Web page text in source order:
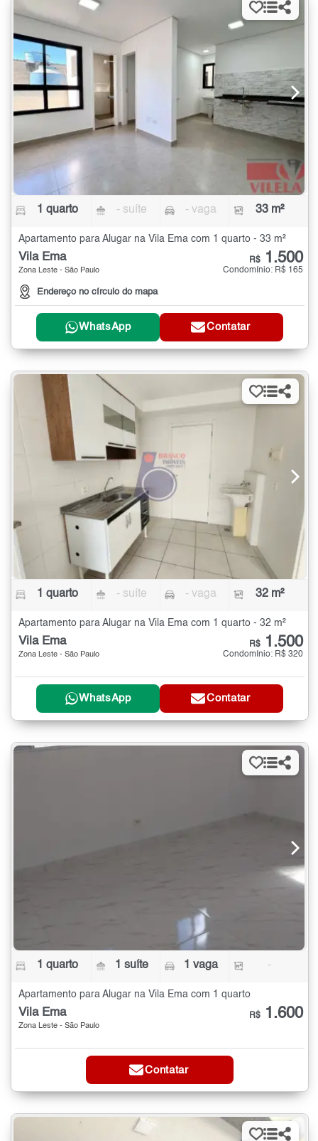
1 quarto - suíte - vaga 33 m²
Apartamento para Alugar na Vila Ema com 1 quarto - 33 m²
Vila Ema
Zona Leste - São Paulo
Endereço no círculo do mapa
R$ 1.500
Condomínio: R$ 165
WhatsApp Contatar
1 quarto - suíte - vaga 32 m²
Apartamento para Alugar na Vila Ema com 1 quarto - 32 m²
Vila Ema
Zona Leste - São Paulo
R$ 1.500
Condomínio: R$ 320
WhatsApp Contatar
1 quarto 1 suíte 1 vaga -
Apartamento para Alugar na Vila Ema com 1 quarto
Vila Ema
Zona Leste - São Paulo
R$ 1.600
Contatar